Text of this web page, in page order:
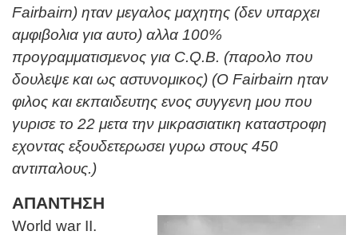
Fairbairn) ηταν μεγαλος μαχητης (δεν υπαρχει
αμφιβολια για αυτο) αλλα 100%
προγραμματισμενος για C.Q.B. (παρολο που
δουλεψε και ως αστυνομικος) (O Fairbairn ηταν
φιλος και εκπαιδευτης ενος συγγενη μου που
γυρισε το 22 μετα την μικρασιατικη καταστροφη
εχοντας εξουδετερωσει γυρω στους 450
αντιπαλους.)
ΑΠΑΝΤΗΣΗ
World war II.